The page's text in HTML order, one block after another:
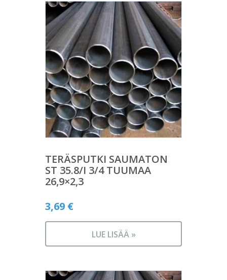
TERÄSPUTKI SAUMATON
ST 35.8/I 3/4 TUUMAA
26,9×2,3
3,69 €
LUE LISÄÄ »